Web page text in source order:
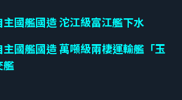
主國艦國造 沱江級富江艦下水
主國艦國造 萬噸級兩棲運輸艦「玉
艦